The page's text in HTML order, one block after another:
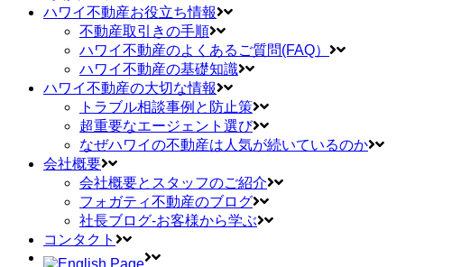
ハワイ不動産お役立ち情報
不動産取引きの手順
ハワイ不動産のよくあるご質問(FAQ）
ハワイ不動産の基礎知識
ハワイ不動産の大切な情報
トラブル相談事例と防止策
超重要なエージェント選び
なぜハワイの不動産は人気が続いているのか
会社概要
会社概要とスタッフのご紹介
フォガティ不動産のブログ
社長ブログ-お客様から学ぶ
コンタクト